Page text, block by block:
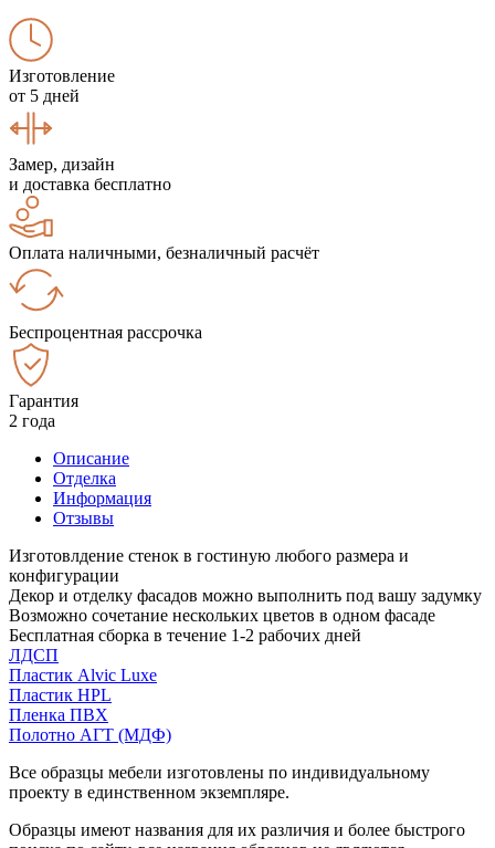
Изготовление
от 5 дней
Замер, дизайн
и доставка бесплатно
Оплата наличными, безналичный расчёт
Беспроцентная рассрочка
Гарантия
2 года
Описание
Отделка
Информация
Отзывы
Изготовлдение стенок в гостиную любого размера и
конфигурации
Декор и отделку фасадов можно выполнить под вашу задумку
Возможно сочетание нескольких цветов в одном фасаде
Бесплатная сборка в течение 1-2 рабочих дней
ЛДСП
Пластик Alvic Luxe
Пластик HPL
Пленка ПВХ
Полотно АГТ (МДФ)
Все образцы мебели изготовлены по индивидуальному
проекту в единственном экземпляре.
Образцы имеют названия для их различия и более быстрого